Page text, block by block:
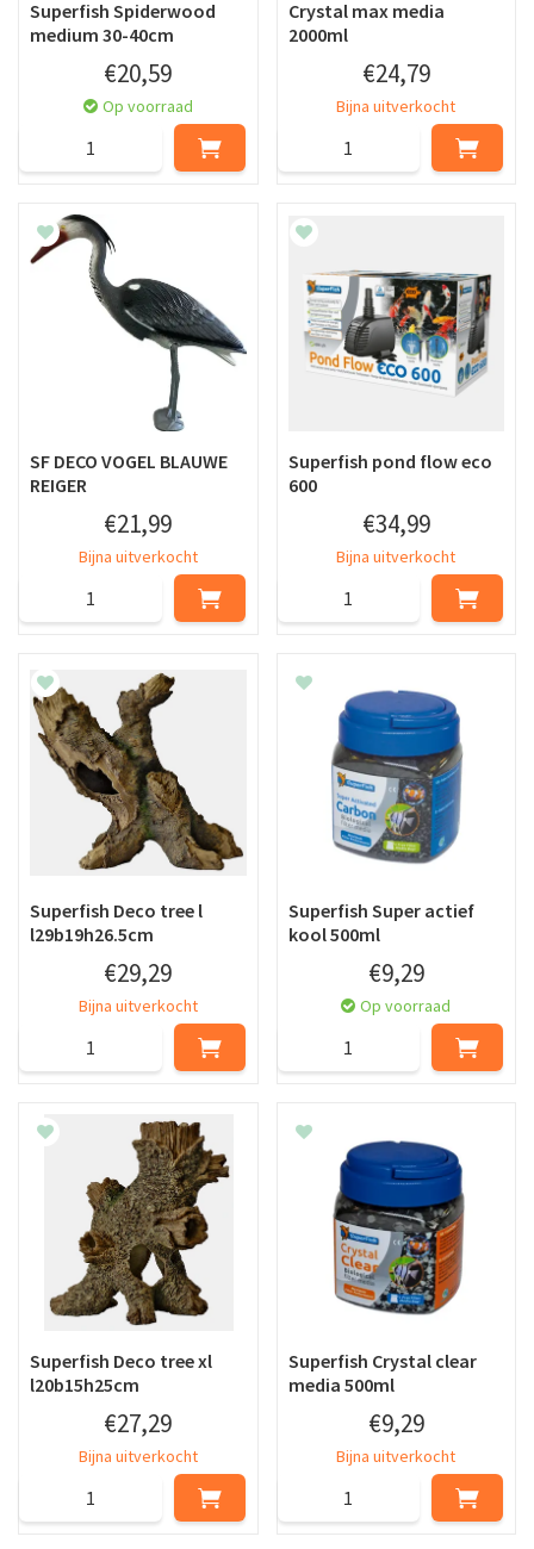
Superfish Spiderwood
medium 30-40cm
€20,59
Op voorraad
Crystal max media
2000ml
€24,79
Bijna uitverkocht
SF DECO VOGEL BLAUWE
REIGER
€21,99
Bijna uitverkocht
Superfish pond flow eco
600
€34,99
Bijna uitverkocht
Superfish Deco tree l
l29b19h26.5cm
€29,29
Bijna uitverkocht
Superfish Super actief
kool 500ml
€9,29
Op voorraad
Superfish Deco tree xl
l20b15h25cm
€27,29
Bijna uitverkocht
Superfish Crystal clear
media 500ml
€9,29
Bijna uitverkocht